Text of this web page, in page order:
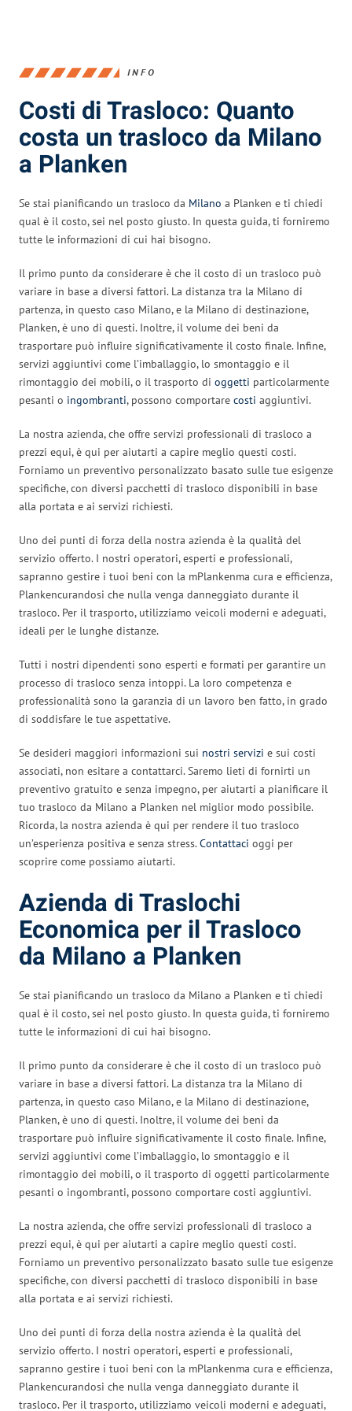
INFO
Costi di Trasloco: Quanto
costa un trasloco da Milano
a Planken
Se stai pianificando un trasloco da Milano a Planken e ti chiedi
qual è il costo, sei nel posto giusto. In questa guida, ti forniremo
tutte le informazioni di cui hai bisogno.
Il primo punto da considerare è che il costo di un trasloco può
variare in base a diversi fattori. La distanza tra la Milano di
partenza, in questo caso Milano, e la Milano di destinazione,
Planken, è uno di questi. Inoltre, il volume dei beni da
trasportare può influire significativamente il costo finale. Infine,
servizi aggiuntivi come l’imballaggio, lo smontaggio e il
rimontaggio dei mobili, o il trasporto di oggetti particolarmente
pesanti o ingombranti, possono comportare costi aggiuntivi.
La nostra azienda, che offre servizi professionali di trasloco a
prezzi equi, è qui per aiutarti a capire meglio questi costi.
Forniamo un preventivo personalizzato basato sulle tue esigenze
specifiche, con diversi pacchetti di trasloco disponibili in base
alla portata e ai servizi richiesti.
Uno dei punti di forza della nostra azienda è la qualità del
servizio offerto. I nostri operatori, esperti e professionali,
sapranno gestire i tuoi beni con la mPlankenma cura e efficienza,
Plankencurandosi che nulla venga danneggiato durante il
trasloco. Per il trasporto, utilizziamo veicoli moderni e adeguati,
ideali per le lunghe distanze.
Tutti i nostri dipendenti sono esperti e formati per garantire un
processo di trasloco senza intoppi. La loro competenza e
professionalità sono la garanzia di un lavoro ben fatto, in grado
di soddisfare le tue aspettative.
Se desideri maggiori informazioni sui nostri servizi e sui costi
associati, non esitare a contattarci. Saremo lieti di fornirti un
preventivo gratuito e senza impegno, per aiutarti a pianificare il
tuo trasloco da Milano a Planken nel miglior modo possibile.
Ricorda, la nostra azienda è qui per rendere il tuo trasloco
un’esperienza positiva e senza stress.Contattaci oggi per
scoprire come possiamo aiutarti.
Azienda di Traslochi
Economica per il Trasloco
da Milano a Planken
Se stai pianificando un trasloco da Milano a Planken e ti chiedi
qual è il costo, sei nel posto giusto. In questa guida, ti forniremo
tutte le informazioni di cui hai bisogno.
Il primo punto da considerare è che il costo di un trasloco può
variare in base a diversi fattori. La distanza tra la Milano di
partenza, in questo caso Milano, e la Milano di destinazione,
Planken, è uno di questi. Inoltre, il volume dei beni da
trasportare può influire significativamente il costo finale. Infine,
servizi aggiuntivi come l’imballaggio, lo smontaggio e il
rimontaggio dei mobili, o il trasporto di oggetti particolarmente
pesanti o ingombranti, possono comportare costi aggiuntivi.
La nostra azienda, che offre servizi professionali di trasloco a
prezzi equi, è qui per aiutarti a capire meglio questi costi.
Forniamo un preventivo personalizzato basato sulle tue esigenze
specifiche, con diversi pacchetti di trasloco disponibili in base
alla portata e ai servizi richiesti.
Uno dei punti di forza della nostra azienda è la qualità del
servizio offerto. I nostri operatori, esperti e professionali,
sapranno gestire i tuoi beni con la mPlankenma cura e efficienza,
Plankencurandosi che nulla venga danneggiato durante il
trasloco. Per il trasporto, utilizziamo veicoli moderni e adeguati,